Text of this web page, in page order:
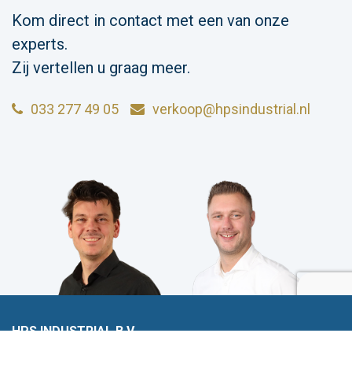
Kom direct in contact met een van onze
experts.
Zij vertellen u graag meer.
033 277 49 05 verkoop@hpsindustrial.nl
HPS INDUSTRIAL B.V.